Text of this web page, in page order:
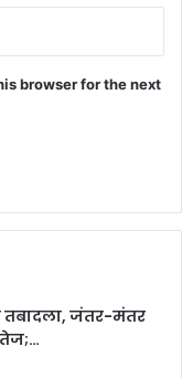
browser for the next
जंतर-मंतर